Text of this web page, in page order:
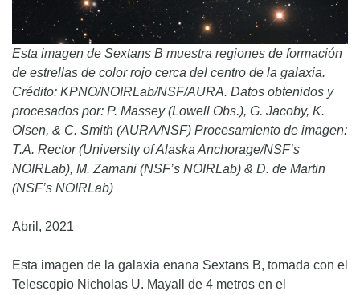
Esta imagen de Sextans B muestra regiones de formación
de estrellas de color rojo cerca del centro de la galaxia.
Crédito: KPNO/NOIRLab/NSF/AURA. Datos obtenidos y
procesados por: P. Massey (Lowell Obs.), G. Jacoby, K.
Olsen, & C. Smith (AURA/NSF) Procesamiento de imagen:
T.A. Rector (University of Alaska Anchorage/NSF’s
NOIRLab), M. Zamani (NSF’s NOIRLab) & D. de Martin
(NSF’s NOIRLab)
Abril, 2021
Esta imagen de la galaxia enana Sextans B, tomada con el
Telescopio Nicholas U. Mayall de 4 metros en el